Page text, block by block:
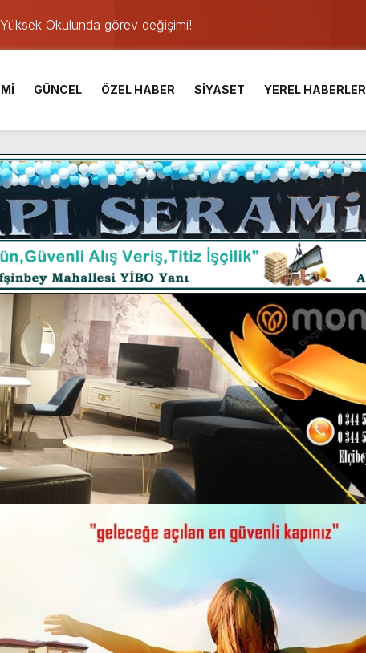
Okulunda görev değişimi!
Kursu başvurularında son gün 7 Ağustos.
Etap Tamamlandı.
Şenlendi.
Konvoyu, güçlenerek ilerliyor.
Alacak.
Şehitlerinin Aileleriyle Bir Araya Geldi.
GÜNCEL ÖZEL HABER SİYASET YEREL HABERLER